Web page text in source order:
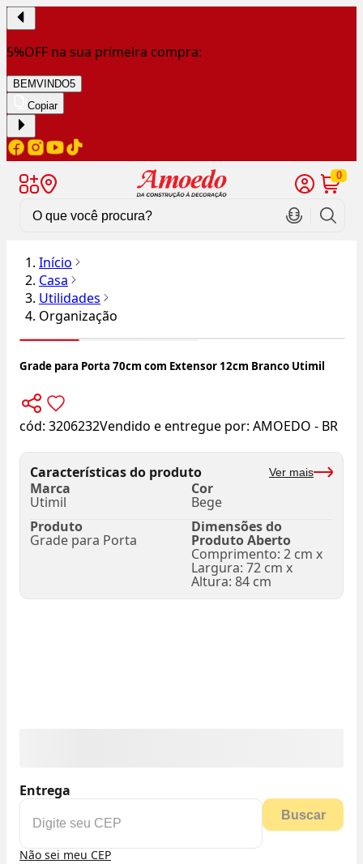
5%OFF na sua primeira compra:
BEMVINDO5
Copiar
0
Início
Casa
Utilidades
Organização
Grade para Porta 70cm com Extensor 12cm Branco Utimil
cód: 3206232Vendido e entregue por: AMOEDO - BR
Características do produto Ver mais
Marca
Utimil
Cor
Bege
Produto
Grade para Porta
Dimensões do
Produto Aberto
Comprimento: 2 cm x
Largura: 72 cm x
Altura: 84 cm
Entrega
Buscar
Não sei meu CEP